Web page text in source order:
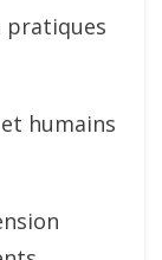
pratiques
humains